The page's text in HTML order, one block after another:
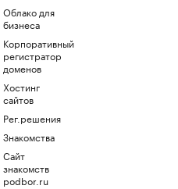
Облако для
бизнеса
Корпоративный
регистратор
доменов
Хостинг
сайтов
Рег.решения
Знакомства
Сайт
знакомств
podbor.ru